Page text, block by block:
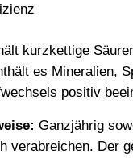
kurzkettige
es Mineralien,
positiv
Ganzjährig
verabreichen. Der